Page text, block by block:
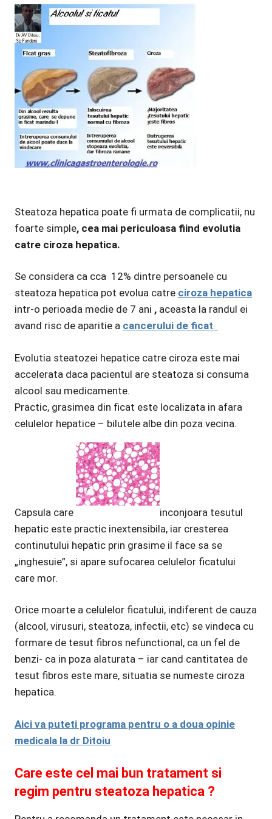
Steatoza hepatica poate fi urmata de complicatii, nu
foarte simple, cea mai periculoasa fiind evolutia
catre ciroza hepatica.
Se considera ca cca 12% dintre persoanele cu
steatoza hepatica pot evolua catre ciroza hepatica
intr-o perioada medie de 7 ani , aceasta la randul ei
avand risc de aparitie a cancerului de ficat.
Evolutia steatozei hepatice catre ciroza este mai
accelerata daca pacientul are steatoza si consuma
alcool sau medicamente.
Practic, grasimea din ficat este localizata in afara
celulelor hepatice – bilutele albe din poza vecina.
Capsula care
inconjoara tesutul
hepatic este practic inextensibila, iar cresterea
continutului hepatic prin grasime il face sa se
„inghesuie”, si apare sufocarea celulelor ficatului
care mor.
Orice moarte a celulelor ficatului, indiferent de cauza
(alcool, virusuri, steatoza, infectii, etc) se vindeca cu
formare de tesut fibros nefunctional, ca un fel de
benzi- ca in poza alaturata – iar cand cantitatea de
tesut fibros este mare, situatia se numeste ciroza
hepatica.
Aici va puteti programa pentru o a doua opinie
medicala la dr Ditoiu
Care este cel mai bun tratament si
regim pentru steatoza hepatica ?